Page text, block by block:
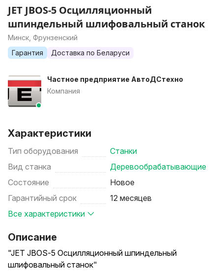
JET JBOS-5 Осцилляционный
шпиндельный шлифовальный станок
Минск, Фрунзенский
Гарантия
Доставка по Беларуси
Частное предприятие АвтоДСтехно
Компания
Характеристики
Тип оборудования
Станки
Вид станка
Деревообрабатывающие
Состояние
Новое
Гарантийный срок
12 месяцев
Все характеристики
Описание
"JET JBOS-5 Осцилляционный шпиндельный
шлифовальный станок"